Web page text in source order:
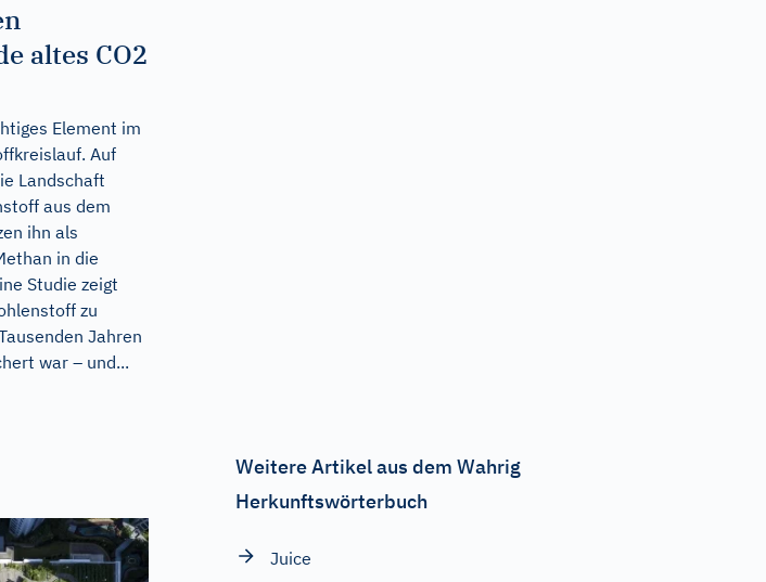
altes CO2
Element im
Auf
Landschaft
aus dem
ihn als
in die
Studie zeigt
zu
Jahren
war – und...
Weitere Artikel aus dem Wahrig
Herkunftswörterbuch
Juice